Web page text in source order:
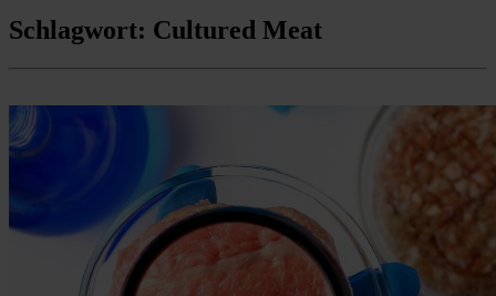
Schlagwort: Cultured Meat